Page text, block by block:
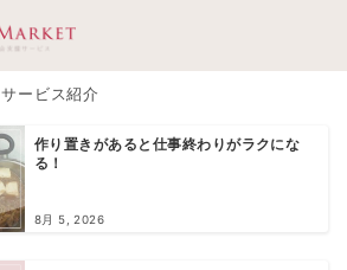
サービス紹介
作り置きがあると仕事終わりがラクにな
る！
8月 5, 2026